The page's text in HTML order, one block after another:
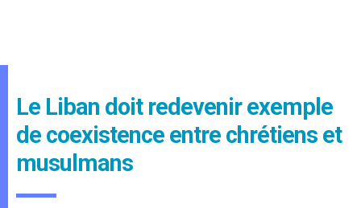
Le Liban doit redevenir exemple
de coexistence entre chrétiens et
musulmans